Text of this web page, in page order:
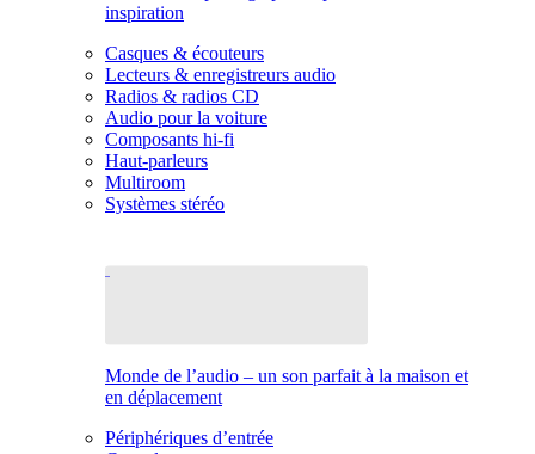
inspiration
Casques & écouteurs
Lecteurs & enregistreurs audio
Radios & radios CD
Audio pour la voiture
Composants hi-fi
Haut-parleurs
Multiroom
Systèmes stéréo
Monde de l’audio – un son parfait à la maison et
en déplacement
Périphériques d’entrée